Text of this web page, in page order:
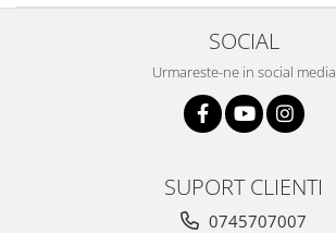
SOCIAL
Urmareste-ne in social media
SUPORT CLIENTI
0745707007